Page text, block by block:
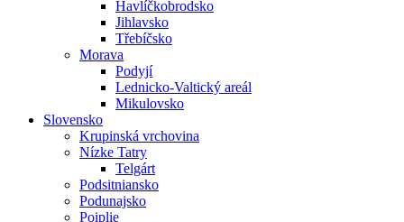
Havlíčkobrodsko
Jihlavsko
Třebíčsko
Morava
Podyjí
Lednicko-Valtický areál
Mikulovsko
Slovensko
Krupinská vrchovina
Nízke Tatry
Telgárt
Podsitniansko
Podunajsko
Poiplie